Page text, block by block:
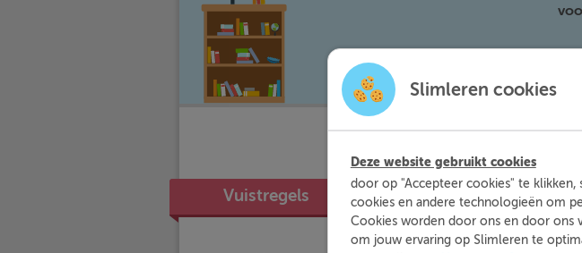
Vuistregels
Slimleren cookies
Deze website gebruikt cookies
door op "Accepteer cookies" te klikken,
cookies en andere technologieën om
Cookies worden door ons en door ons
om jouw ervaring op Slimleren te